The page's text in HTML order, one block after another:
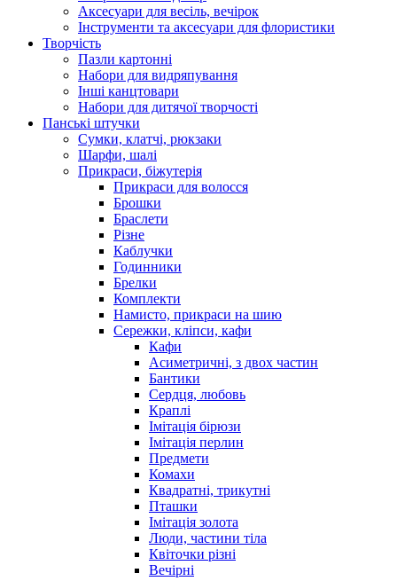
Аксесуари для весіль, вечірок
Інструменти та аксесуари для флористики
Творчість
Пазли картонні
Набори для видряпування
Інші канцтовари
Набори для дитячої творчості
Панські штучки
Сумки, клатчі, рюкзаки
Шарфи, шалі
Прикраси, біжутерія
Прикраси для волосся
Брошки
Браслети
Різне
Каблучки
Годинники
Брелки
Комплекти
Намисто, прикраси на шию
Сережки, кліпси, кафи
Кафи
Асиметричні, з двох частин
Бантики
Сердця, любовь
Краплі
Імітація бірюзи
Імітація перлин
Предмети
Комахи
Квадратні, трикутні
Пташки
Імітація золота
Люди, частини тіла
Квіточки різні
Вечірні